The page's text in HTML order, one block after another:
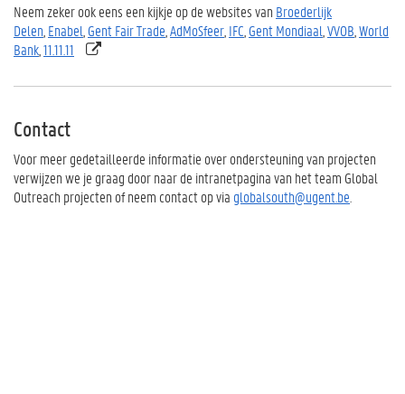
Neem zeker ook eens een kijkje op de websites van Broederlijk
Delen Enabel Gent Fair Trade AdMoSfeer IFC Gent Mondiaal VVOB World
Bank 11.11.11
Contact
Voor meer gedetailleerde informatie over ondersteuning van projecten
verwijzen we je graag door naar de intranetpagina van het team Global
Outreach projecten of neem contact op via globalsouth@ugent.be